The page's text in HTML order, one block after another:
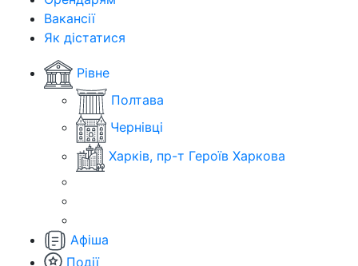
Вакансії
Як дістатися
Рівне
Полтава
Чернівці
Харків, пр-т Героїв Харкова
Афіша
Події